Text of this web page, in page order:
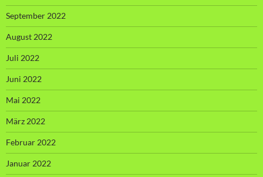
September 2022
August 2022
Juli 2022
Juni 2022
Mai 2022
März 2022
Februar 2022
Januar 2022